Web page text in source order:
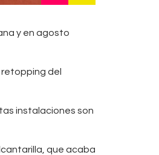
y en agosto
del
instalaciones son
que acaba